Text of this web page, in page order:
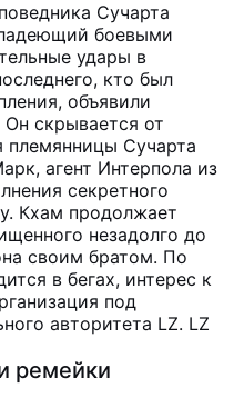
Сучарта
боевыми
удары в
кто был
объявили
скрывается от
племянницы Сучарта
агент Интерпола из
секретного
Кхам продолжает
незадолго до
своим братом. По
в бегах, интерес к
под
авторитета LZ. LZ
ремейки